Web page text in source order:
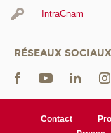
IntraCnam
RÉSEAUX SOCIAUX
Contact